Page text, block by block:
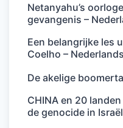
Netanyahu’s
gevangenis –
Een belangrijke les
Coelho –
De akelige
CHINA en 20
de genocide in